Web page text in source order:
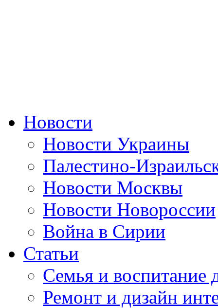
Новости
Новости Украины
Палестино-
Новости Москвы
Новости Новороссии
Война в Сирии
Статьи
Семья и воспитание
Ремонт и дизайн